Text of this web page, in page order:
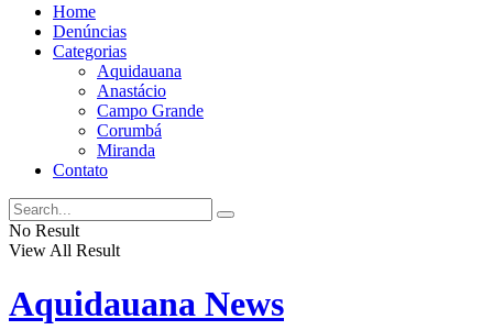
Home
Denúncias
Categorias
Aquidauana
Anastácio
Campo Grande
Corumbá
Miranda
Contato
No Result
View All Result
Aquidauana News